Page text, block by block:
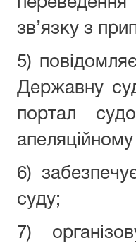
зв’язку з
5)
Державну
портал
6)
суду;
7)